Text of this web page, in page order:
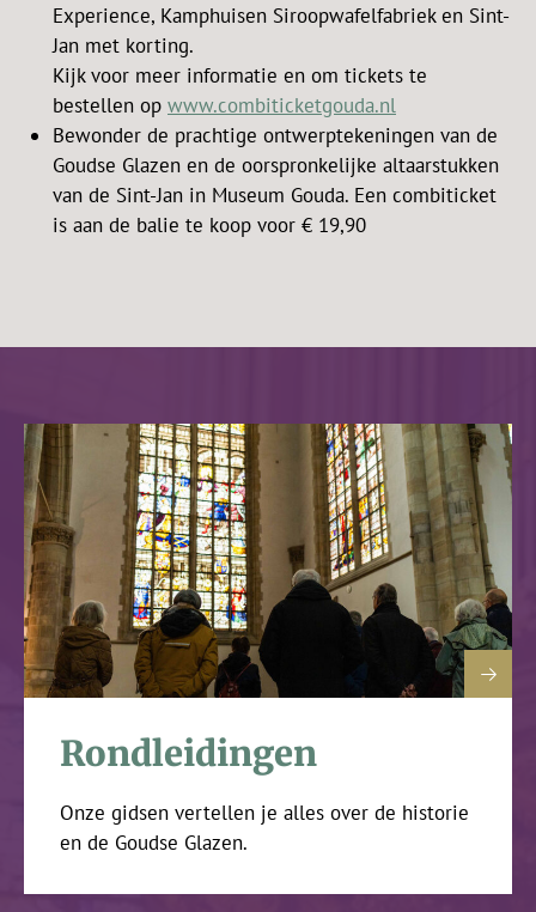
Experience, Kamphuisen Siroopwafelfabriek en Sint-
Jan met korting.
Kijk voor meer informatie en om tickets te
bestellen op www.combiticketgouda.nl
Bewonder de prachtige ontwerptekeningen van de
Goudse Glazen en de oorspronkelijke altaarstukken
van de Sint-Jan in Museum Gouda. Een combiticket
is aan de balie te koop voor € 19,90
Rondleidingen
Onze gidsen vertellen je alles over de historie
en de Goudse Glazen.